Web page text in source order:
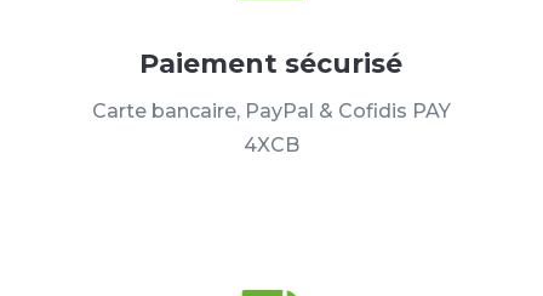
Paiement sécurisé
Carte bancaire, PayPal & Cofidis PAY
4XCB